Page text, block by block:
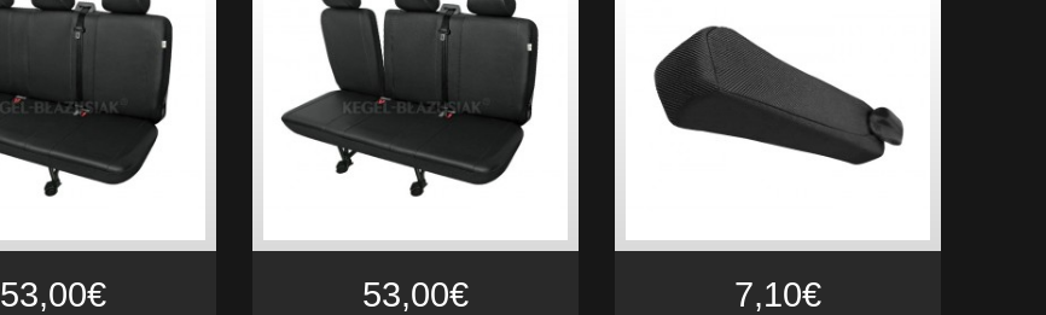
53,00€ 53,00€ 7,10€